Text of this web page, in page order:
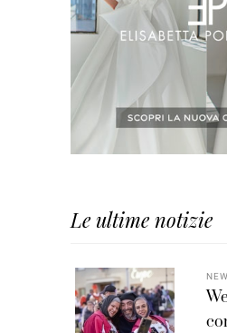
Le ultime notizie